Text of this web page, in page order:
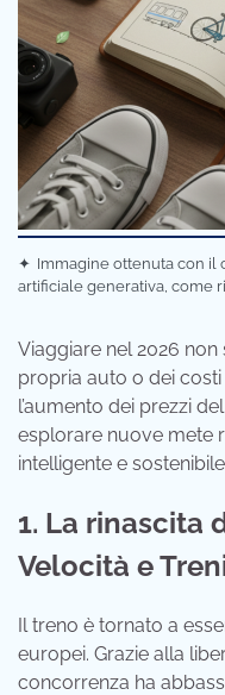
✦ Immagine ottenuta con
artificiale generativa, come
Viaggiare nel 2026
propria auto o dei
l’aumento dei prezzi
esplorare nuove mete
intelligente e
1. La rinascita
Velocità e
Il treno è tornato a
europei. Grazie alla
concorrenza ha